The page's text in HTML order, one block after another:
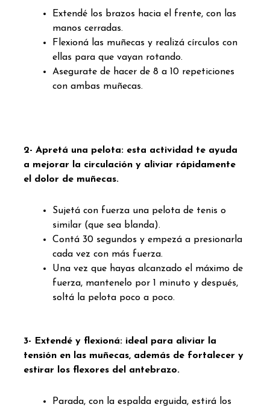
Extendé los brazos hacia el frente, con las
manos cerradas.
Flexioná las muñecas y realizá círculos con
ellas para que vayan rotando.
Asegurate de hacer de 8 a 10 repeticiones
con ambas muñecas.
2- Apretá una pelota: esta actividad te ayuda
a mejorar la circulación y aliviar rápidamente
el dolor de muñecas.
Sujetá con fuerza una pelota de tenis o
similar (que sea blanda).
Contá 30 segundos y empezá a presionarla
cada vez con más fuerza.
Una vez que hayas alcanzado el máximo de
fuerza, mantenelo por 1 minuto y después,
soltá la pelota poco a poco.
3- Extendé y flexioná: ideal para aliviar la
tensión en las muñecas, además de fortalecer y
estirar los flexores del antebrazo.
Parada, con la espalda erguida, estirá los